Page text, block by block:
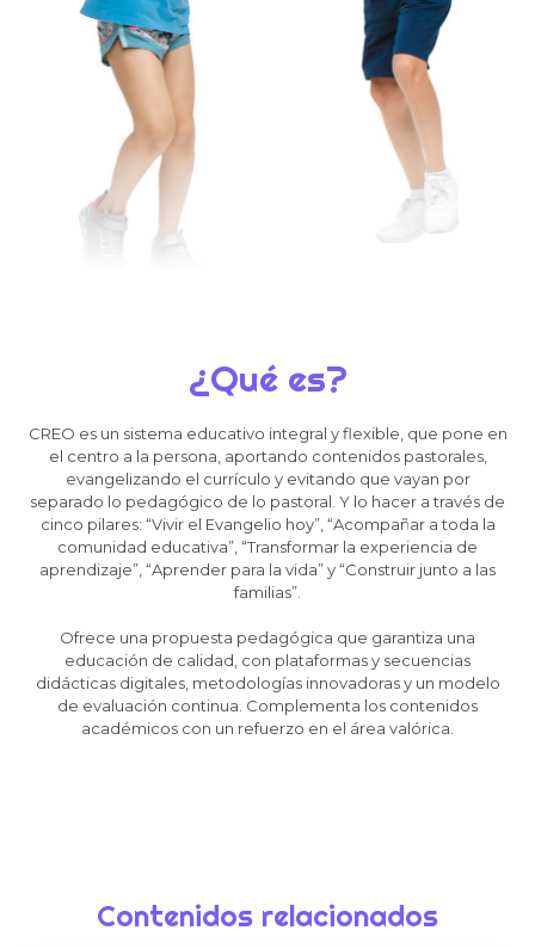
¿Qué es?
CREO es un sistema educativo integral y flexible, que pone en
el centro a la persona, aportando contenidos pastorales,
evangelizando el currículo y evitando que vayan por
separado lo pedagógico de lo pastoral. Y lo hacer a través de
cinco pilares: “Vivir el Evangelio hoy”, “Acompañar a toda la
comunidad educativa”, “Transformar la experiencia de
aprendizaje”, “Aprender para la vida” y “Construir junto a las
familias”.
Ofrece una propuesta pedagógica que garantiza una
educación de calidad, con plataformas y secuencias
didácticas digitales, metodologías innovadoras y un modelo
de evaluación continua. Complementa los contenidos
académicos con un refuerzo en el área valórica.
Contenidos relacionados